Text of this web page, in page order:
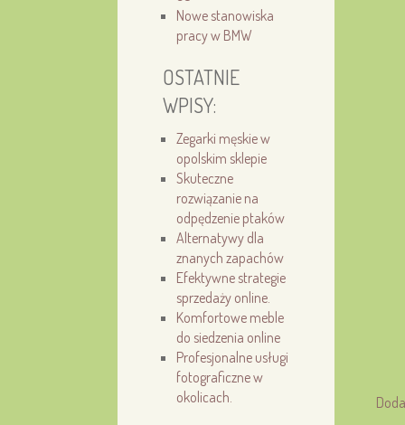
Nowe stanowiska
pracy w BMW
OSTATNIE
WPISY:
Zegarki męskie w
opolskim sklepie
Skuteczne
rozwiązanie na
odpędzenie ptaków
Alternatywy dla
znanych zapachów
Efektywne strategie
sprzedaży online.
Komfortowe meble
do siedzenia online
Profesjonalne usługi
fotograficzne w
okolicach.